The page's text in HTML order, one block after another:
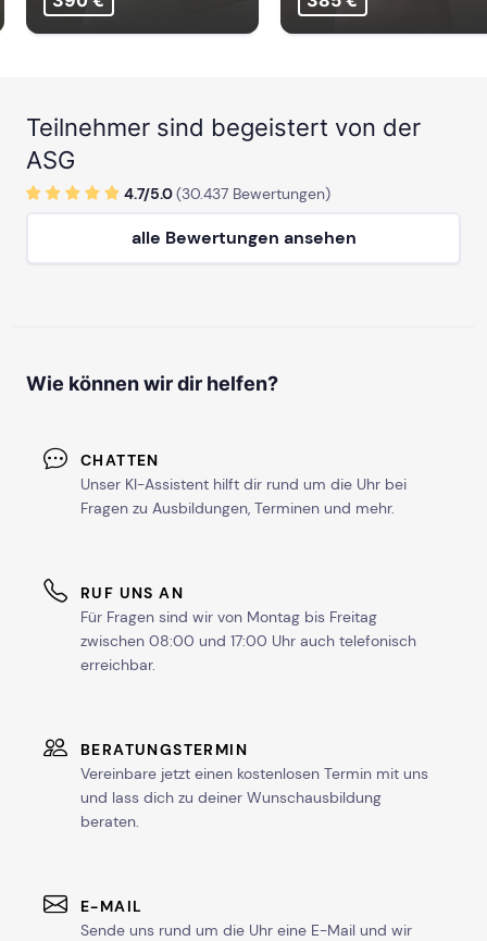
Teilnehmer sind begeistert von der
ASG
4.7/5.0(30.437 Bewertungen)
alle Bewertungen ansehen
Wie können wir dir helfen?
CHATTEN
Unser KI-Assistent hilft dir rund um die Uhr bei
Fragen zu Ausbildungen, Terminen und mehr.
RUF UNS AN
Für Fragen sind wir von Montag bis Freitag
zwischen 08:00 und 17:00 Uhr auch telefonisch
erreichbar.
BERATUNGSTERMIN
Vereinbare jetzt einen kostenlosen Termin mit uns
und lass dich zu deiner Wunschausbildung
beraten.
E-MAIL
Sende uns rund um die Uhr eine E-Mail und wir